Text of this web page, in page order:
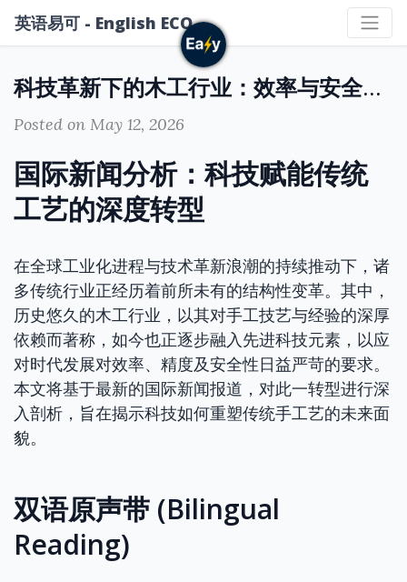
英语易可 - English ECO
科技革新下的木工行业：效率与安全并重
Posted on May 12, 2026
国际新闻分析：科技赋能传统
工艺的深度转型
在全球工业化进程与技术革新浪潮的持续推动下，诸
多传统行业正经历着前所未有的结构性变革。其中，
历史悠久的木工行业，以其对手工技艺与经验的深厚
依赖而著称，如今也正逐步融入先进科技元素，以应
对时代发展对效率、精度及安全性日益严苛的要求。
本文将基于最新的国际新闻报道，对此一转型进行深
入剖析，旨在揭示科技如何重塑传统手工艺的未来面
貌。
双语原声带 (Bilingual
Reading)